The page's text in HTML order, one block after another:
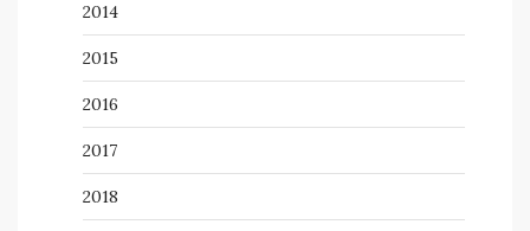
2014
2015
2016
2017
2018